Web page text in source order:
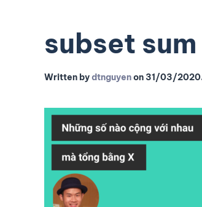
subset
Written bydtnguyenon 31/03/2020